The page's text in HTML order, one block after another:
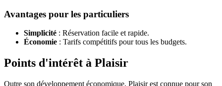
Avantages pour les particuliers
Simplicité : Réservation facile et rapide.
Économie : Tarifs compétitifs pour tous les budgets.
Points d'intérêt à Plaisir
Outre son développement économique, Plaisir est connue pour son